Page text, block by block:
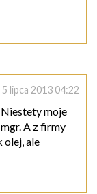
5 lipca 2013 04:22
moje
A z firmy
olej, ale